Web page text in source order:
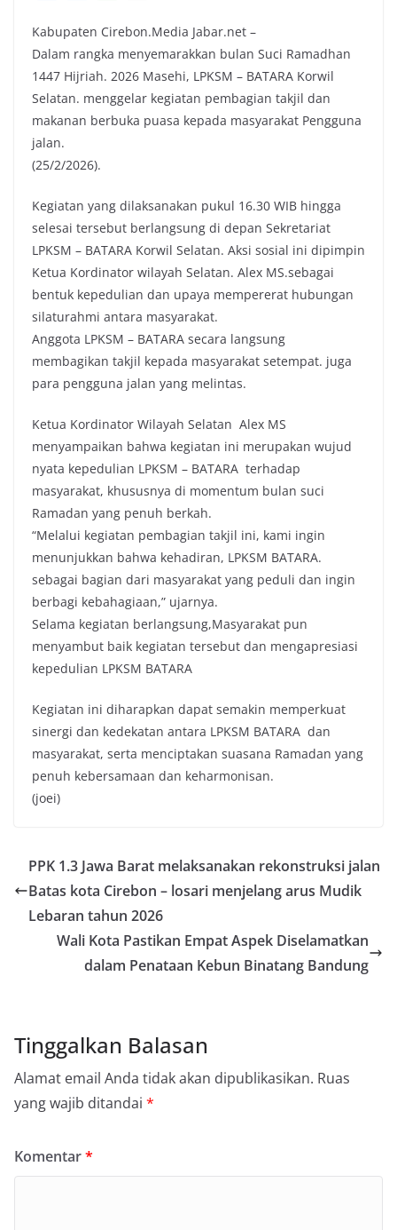
c
e
b
o
o
k
i
t
t
e
r
a
t
s
A
p
p
y
L
i
n
Kabupaten Cirebon.Media Jabar.net –
Dalam rangka menyemarakkan bulan Suci Ramadhan
1447 Hijriah. 2026 Masehi, LPKSM – BATARA Korwil
Selatan. menggelar kegiatan pembagian takjil dan
makanan berbuka puasa kepada masyarakat Pengguna
jalan.
(25/2/2026).
Kegiatan yang dilaksanakan pukul 16.30 WIB hingga
selesai tersebut berlangsung di depan Sekretariat
LPKSM – BATARA Korwil Selatan. Aksi sosial ini dipimpin
Ketua Kordinator wilayah Selatan. Alex MS.sebagai
bentuk kepedulian dan upaya mempererat hubungan
silaturahmi antara masyarakat.
Anggota LPKSM – BATARA secara langsung
membagikan takjil kepada masyarakat setempat. juga
para pengguna jalan yang melintas.
Ketua Kordinator Wilayah Selatan Alex MS
menyampaikan bahwa kegiatan ini merupakan wujud
nyata kepedulian LPKSM – BATARA terhadap
masyarakat, khususnya di momentum bulan suci
Ramadan yang penuh berkah.
“Melalui kegiatan pembagian takjil ini, kami ingin
menunjukkan bahwa kehadiran, LPKSM BATARA.
sebagai bagian dari masyarakat yang peduli dan ingin
berbagi kebahagiaan,” ujarnya.
Selama kegiatan berlangsung,Masyarakat pun
menyambut baik kegiatan tersebut dan mengapresiasi
kepedulian LPKSM BATARA
Kegiatan ini diharapkan dapat semakin memperkuat
sinergi dan kedekatan antara LPKSM BATARA dan
masyarakat, serta menciptakan suasana Ramadan yang
penuh kebersamaan dan keharmonisan.
(joei)
PPK 1.3 Jawa Barat melaksanakan rekonstruksi jalan
Batas kota Cirebon – losari menjelang arus Mudik
Lebaran tahun 2026
Wali Kota Pastikan Empat Aspek Diselamatkan
dalam Penataan Kebun Binatang Bandung
Tinggalkan Balasan
Alamat email Anda tidak akan dipublikasikan. Ruas
yang wajib ditandai *
Komentar*